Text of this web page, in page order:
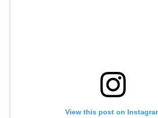
View this post on